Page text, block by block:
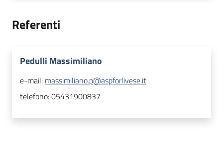
Referenti
Pedulli Massimiliano
e-mail: massimiliano.p@aspforlivese.it
telefono:05431900837